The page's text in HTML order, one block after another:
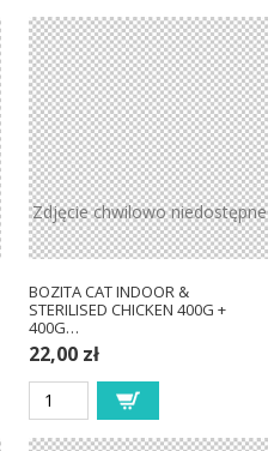
Zdjęcie chwilowo niedostępne
BOZITA CAT INDOOR &
STERILISED CHICKEN 400G +
400G…
22,00 zł